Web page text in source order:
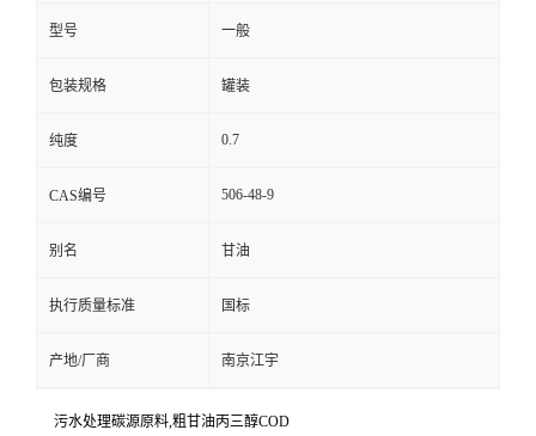
型号 一般
包装规格 罐装
纯度 0.7
CAS编号 506-48-9
别名 甘油
执行质量标准 国标
产地/厂商 南京江宇
污水处理碳源原料,粗甘油丙三醇COD